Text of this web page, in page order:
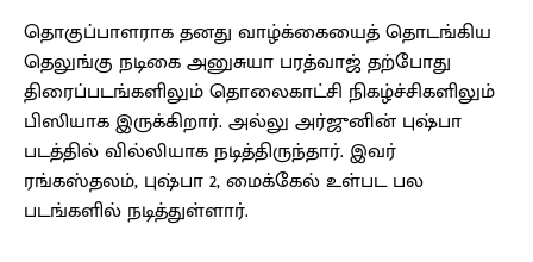
தொகுப்பாளராக தனது வாழ்க்கையைத் தொடங்கிய
தெலுங்கு நடிகை அனுசுயா பரத்வாஜ் தற்போது
திரைப்படங்களிலும் தொலைகாட்சி நிகழ்ச்சிகளிலும்
பிஸியாக இருக்கிறார். அல்லு அர்ஜுனின் புஷ்பா
படத்தில் வில்லியாக நடித்திருந்தார். இவர்
ரங்கஸ்தலம், புஷ்பா 2, மைக்கேல் உள்பட பல
படங்களில் நடித்துள்ளார்.